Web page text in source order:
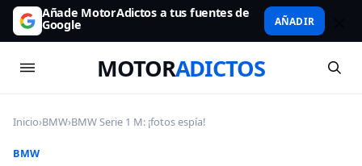
Añade MotorAdictos a tus fuentes de
Google AÑADIR
MOTORADICTOS
Inicio›BMW›BMW Serie 1 M: ¡fotos espía!
BMW